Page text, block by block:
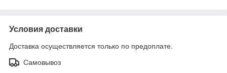
Условия доставки
Доставка осуществляется только по предоплате.
Самовывоз